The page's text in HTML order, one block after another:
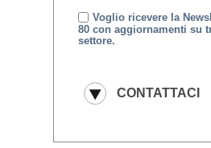
Voglio ricevere la
80 con aggiornamenti su
settore.